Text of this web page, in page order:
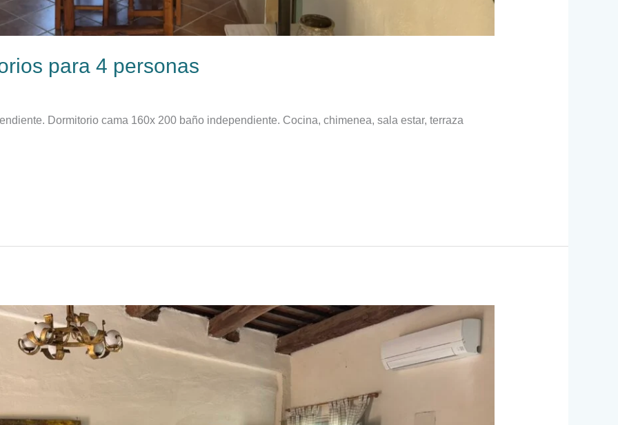
para 4 personas
Dormitorio cama 160x 200 baño independiente. Cocina, chimenea, sala estar, terraza